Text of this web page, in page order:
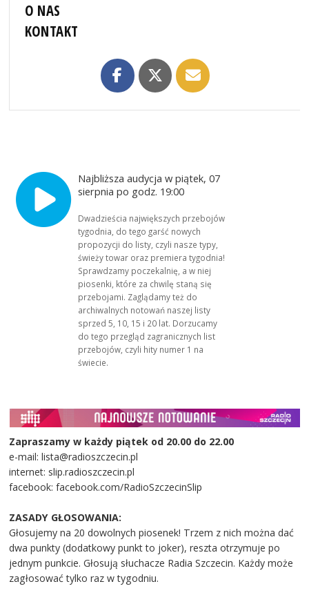
O NAS
KONTAKT
Najbliższa audycja w piątek, 07
sierpnia po godz. 19:00
Dwadzieścia największych przebojów
tygodnia, do tego garść nowych
propozycji do listy, czyli nasze typy,
świeży towar oraz premiera tygodnia!
Sprawdzamy poczekalnię, a w niej
piosenki, które za chwilę staną się
przebojami. Zaglądamy też do
archiwalnych notowań naszej listy
sprzed 5, 10, 15 i 20 lat. Dorzucamy
do tego przegląd zagranicznych list
przebojów, czyli hity numer 1 na
świecie.
Zapraszamy w każdy piątek od 20.00 do 22.00
e-mail: lista@radioszczecin.pl
internet: slip.radioszczecin.pl
facebook: facebook.com/RadioSzczecinSlip
ZASADY GŁOSOWANIA:
Głosujemy na 20 dowolnych piosenek! Trzem z nich można dać
dwa punkty (dodatkowy punkt to joker), reszta otrzymuje po
jednym punkcie. Głosują słuchacze Radia Szczecin. Każdy może
zagłosować tylko raz w tygodniu.